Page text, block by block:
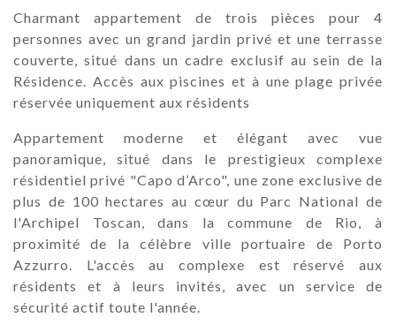
Charmant appartement de trois pièces pour 4
personnes avec un grand jardin privé et une terrasse
couverte, situé dans un cadre exclusif au sein de la
Résidence. Accès aux piscines et à une plage privée
réservée uniquement aux résidents
Appartement moderne et élégant avec vue
panoramique, situé dans le prestigieux complexe
résidentiel privé "Capo d’Arco", une zone exclusive de
plus de 100 hectares au cœur du Parc National de
l'Archipel Toscan, dans la commune de Rio, à
proximité de la célèbre ville portuaire de Porto
Azzurro. L'accès au complexe est réservé aux
résidents et à leurs invités, avec un service de
sécurité actif toute l'année.